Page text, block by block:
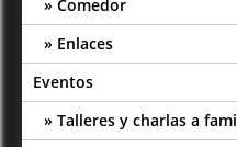
Comedor
Enlaces
Eventos
Talleres y charlas a